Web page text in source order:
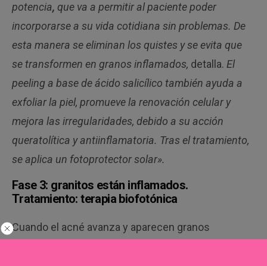
potencia, que va a permitir al paciente poder
incorporarse a su vida cotidiana sin problemas. De
esta manera se eliminan los quistes y se evita que
se transformen en granos inflamados, detalla.El
peelinga base de ácido salicílico también ayuda a
exfoliar la piel, promueve la renovación celular y
mejora las irregularidades, debido a su acción
queratolítica y antiinflamatoria. Tras el tratamiento,
se aplica un fotoprotector solar».
Fase 3: granitos están inflamados.
Tratamiento: terapia biofotónica
Cuando el acné avanza y aparecen granos